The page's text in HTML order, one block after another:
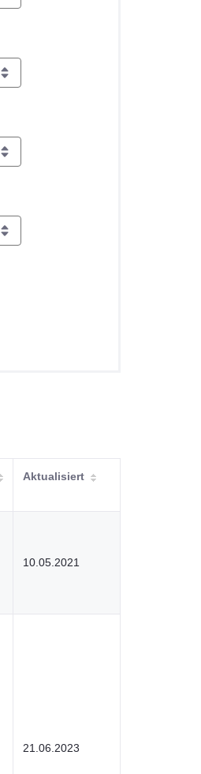
Aktualisiert
10.05.2021
21.06.2023